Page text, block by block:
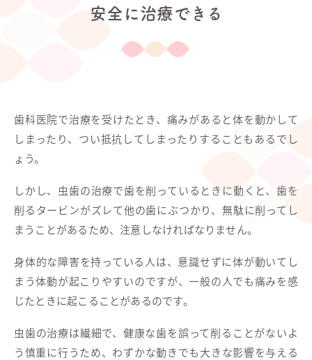
安全に治療できる
歯科医院で治療を受けたとき、痛みがあると体を動かして
しまったり、つい抵抗してしまったりすることもあるでし
ょう。
しかし、虫歯の治療で歯を削っているときに動くと、歯を
削るタービンがズレて他の歯にぶつかり、無駄に削ってし
まうことがあるため、注意しなければなりません。
身体的な障害を持っている人は、意識せずに体が動いてし
まう体動が起こりやすいのですが、一般の人でも痛みを感
じたときに起こることがあるのです。
虫歯の治療は繊細で、健康な歯を誤って削ることがないよ
う慎重に行うため、わずかな動きでも大きな影響を与える